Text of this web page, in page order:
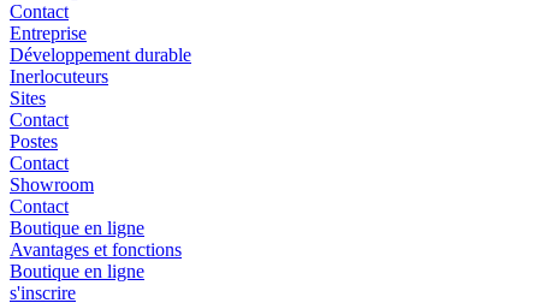
Contact
Entreprise
Développement durable
Inerlocuteurs
Sites
Contact
Postes
Contact
Showroom
Contact
Boutique en ligne
Avantages et fonctions
Boutique en ligne
s'inscrire